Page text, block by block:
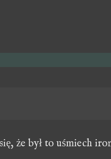
że był to uśmiech